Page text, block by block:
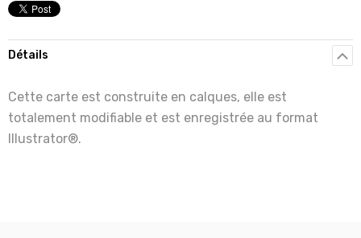
Détails
Cette carte est construite en calques, elle est
totalement modifiable et est enregistrée au format
Illustrator®.